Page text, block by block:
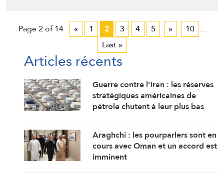
Page 2 of 14 « 1 2 3 4 5 » 10 ...
Last »
Articles récents
Guerre contre l’Iran : les réserves
stratégiques américaines de
pétrole chutent à leur plus bas
Araghchi : les pourparlers sont en
cours avec Oman et un accord est
imminent